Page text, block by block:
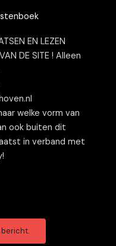
EN LEZEN
DE SITE ! Alleen
welke vorm van
ook buiten dit
in verband met